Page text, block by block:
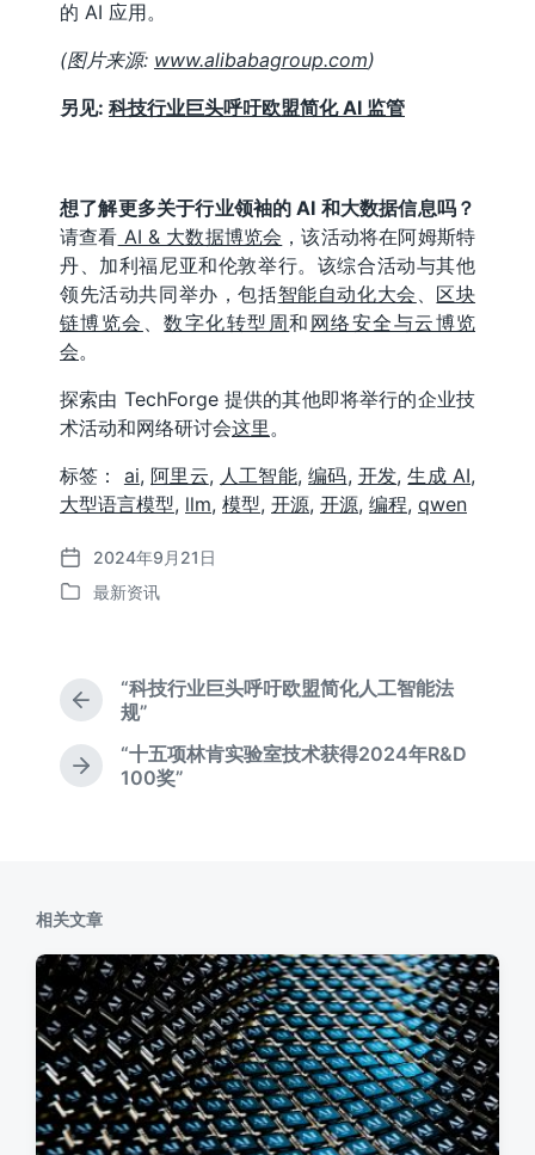
的 AI 应用。
(图片来源: www.alibabagroup.com)
另见: 科技行业巨头呼吁欧盟简化 AI 监管
想了解更多关于行业领袖的 AI 和大数据信息吗？
请查看 AI & 大数据博览会 ，该活动将在阿姆斯特
丹、加利福尼亚和伦敦举行。该综合活动与其他
领先活动共同举办，包括智能自动化大会 、 区块
链博览会 、数字化转型周和 网络安全与云博览
会。
探索由 TechForge 提供的其他即将举行的企业技
术活动和网络研讨会这里。
标签：
ai, 阿里云, 人工智能,编码, 开发,生成 AI,
大型语言模型, llm, 模型, 开源, 开源, 编程, qwen
发
布
2024年9月21日
发
最新资讯
上
文
章
“科技行业巨头呼吁欧盟简化人工智能法
规”
下
“十五项林肯实验室技术获得2024年R&D
100奖”
相关文章